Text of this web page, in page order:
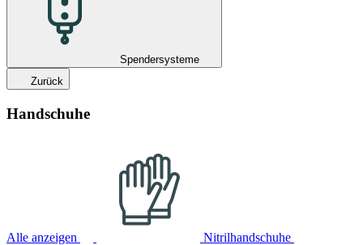
Spendersysteme
Zurück
Handschuhe
Alle anzeigen Nitrilhandschuhe